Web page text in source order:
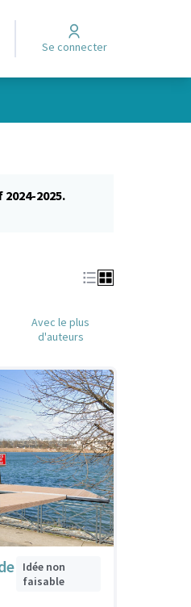
Se connecter
2025.
Avec le plus
d'auteurs
Idée non
faisable